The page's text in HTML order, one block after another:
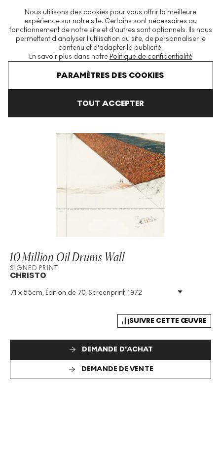
Nous utilisons des cookies pour vous offrir la meilleure
expérience sur notre site. Certains sont nécessaires au
fonctionnement de notre site et d'autres sont optionnels. Ils nous
permettent d'analyser l'utilisation du site, de personnaliser le
contenu et d'adapter la publicité.
En savoir plus dans notre Politique de confidentialité
PARAMÈTRES DES COOKIES
TOUT ACCEPTER
La plus grande plateforme mondiale d'estampes et éditions
modernes et contemporaines
Christo 10 Million Oil Drums Wall Signed Print
10 Million Oil Drums Wall
SIGNED PRINT
CHRISTO
71 x 55cm, Édition de 70, Screenprint, 1972
Technique
Screenprint
Signé: Oui
Signed Print
SUIVRE CETTE ŒUVRE
DEMANDE D'ACHAT
DEMANDE DE VENTE